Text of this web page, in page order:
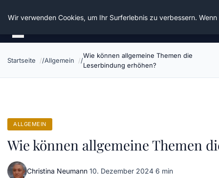
Die Schnitter
Startseite Allgemein
Wie können allgemeine Themen die
Leserbindung erhöhen?
ALLGEMEIN
Wie können allgemeine Themen
Christina Neumann·10. Dezember 2024·6 min
Wir verwenden Cookies, um Ihr Surferlebnis zu verbessern.